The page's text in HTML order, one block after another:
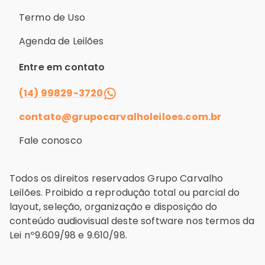
Termo de Uso
Agenda de Leilões
Entre em contato
(14) 99829-3720
contato@grupocarvalholeiloes.com.br
Fale conosco
Todos os direitos reservados Grupo Carvalho
Leilões. Proibido a reprodução total ou parcial do
layout, seleção, organização e disposição do
conteúdo audiovisual deste software nos termos da
Lei nº9.609/98 e 9.610/98.